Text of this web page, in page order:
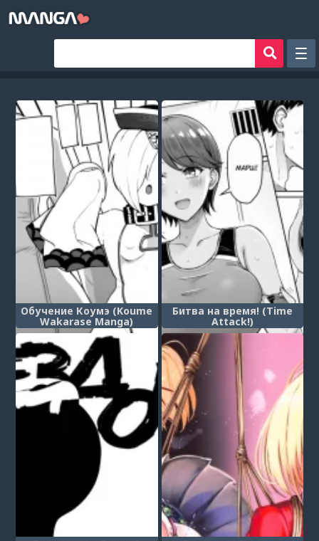
Фильтр
Авторы
Аниме хентай
Сборники манги
Sign in
Register
Обучение Коумэ (Koume
Wakarase Manga)
Битва на время! (Time
Attack!)